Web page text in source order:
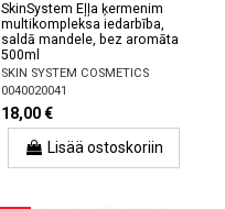
SkinSystem Eļļa ķermenim
multikompleksa iedarbība,
saldā mandele, bez aromāta
500ml
SKIN SYSTEM COSMETICS
0040020041
18,00 €
Lisää ostoskoriin